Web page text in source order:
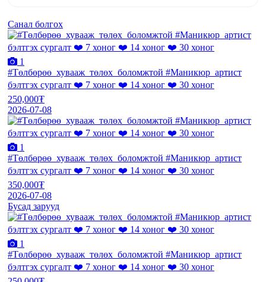
Санал болгох
1
#Төлбөрөө_хувааж_төлөх_боломжтой #Маникюр_артист
бэлтгэх сургалт ❤️ 7 хоног ❤️ 14 хоног ❤️ 30 хоног
250,000₮
2026-07-08
1
#Төлбөрөө_хувааж_төлөх_боломжтой #Маникюр_артист
бэлтгэх сургалт ❤️ 7 хоног ❤️ 14 хоног ❤️ 30 хоног
350,000₮
2026-07-08
Бусад зарууд
1
#Төлбөрөө_хувааж_төлөх_боломжтой #Маникюр_артист
бэлтгэх сургалт ❤️ 7 хоног ❤️ 14 хоног ❤️ 30 хоног